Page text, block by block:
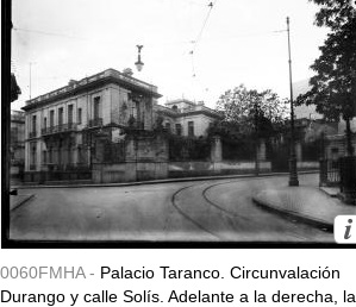
0060FMHA - Palacio Taranco. Circunvalación
Durango y calle Solís. Adelante a la derecha, la